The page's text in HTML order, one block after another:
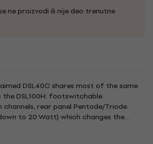
ne proizvodi ili nije deo trenutne
DSL40C shares most of the same
DSL100H: footswitchable
channels, rear panel Pentode/Triode
to 20 Watt) which changes the
and playing feel, and a rear panel
features footswitchable digital